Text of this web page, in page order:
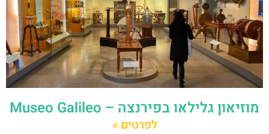
מוזיאון גלילאו בפירנצה – Museo Galileo
לפרטים »